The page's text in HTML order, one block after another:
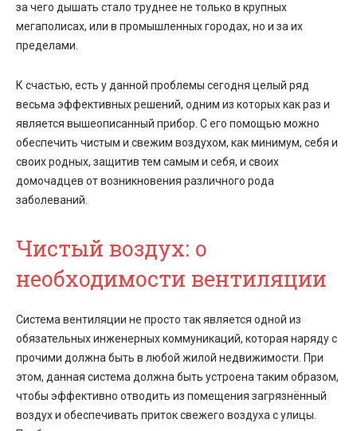
за чего дышать стало труднее не только в крупных
мегаполисах, или в промышленных городах, но и за их
пределами.
К счастью, есть у данной проблемы сегодня целый ряд
весьма эффективных решений, одним из которых как раз и
является вышеописанный прибор. С его помощью можно
обеспечить чистым и свежим воздухом, как минимум, себя и
своих родных, защитив тем самым и себя, и своих
домочадцев от возникновения различного рода
заболеваний.
Чистый воздух: о
необходимости вентиляции
Система вентиляции не просто так является одной из
обязательных инженерных коммуникаций, которая наряду с
прочими должна быть в любой жилой недвижимости. При
этом, данная система должна быть устроена таким образом,
чтобы эффективно отводить из помещения загрязнённый
воздух и обеспечивать приток свежего воздуха с улицы.